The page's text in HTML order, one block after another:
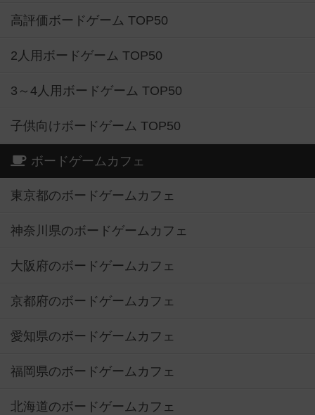
高評価ボードゲーム TOP50
2人用ボードゲーム TOP50
3～4人用ボードゲーム TOP50
子供向けボードゲーム TOP50
ボードゲームカフェ
東京都のボードゲームカフェ
神奈川県のボードゲームカフェ
大阪府のボードゲームカフェ
京都府のボードゲームカフェ
愛知県のボードゲームカフェ
福岡県のボードゲームカフェ
北海道のボードゲームカフェ